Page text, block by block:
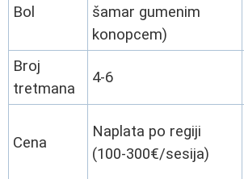
Bol
šamar gumenim
konopcem)
Broj
tretmana
4-6
Cena
Naplata po regiji
(100-300€/sesija)